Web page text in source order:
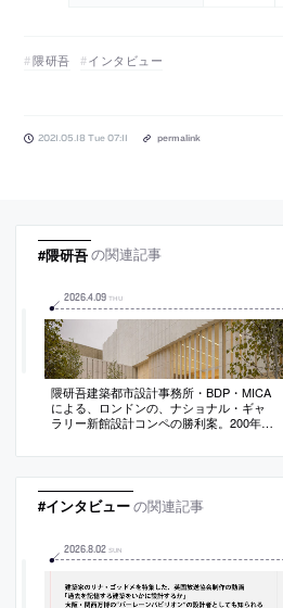
隈研吾 インタビュー
2021.05.18 Tue 07:11 permalink
#隈研吾の関連記事
2026.4.09 THU
隈研吾建築都市設計事務所・BDP・MICA
による、ロンドンの、ナショナル・ギャ
ラリー新館設計コンペの勝利案。200年以
市の重要な二つの広場の間にある敷地に
間を備えた建築を提案
#インタビューの関連記事
2026.8.02 SUN